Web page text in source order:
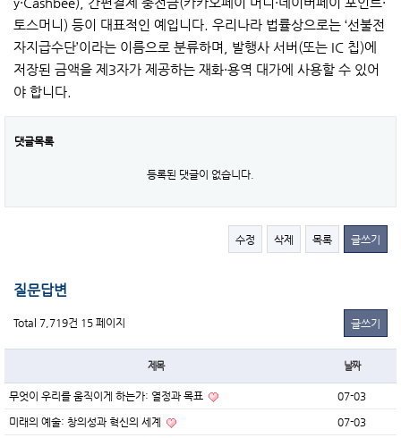
토스머니) 등이 대표적인 예입니다. 우리나라 법률상으로는 ‘선불전
자지급수단’이라는 이름으로 분류하며, 발행사 서버(또는 IC 칩)에
저장된 금액을 제3자가 제공하는 재화·용역 대가에 사용할 수 있어
야 합니다.
댓글목록
등록된 댓글이 없습니다.
수정 삭제 목록 글쓰기
질문답변
Total 7,719건 15 페이지 글쓰기
제목 날짜
무엇이 우리를 움직이게 하는가: 열정과 목표 07-03
미래의 예술: 창의성과 혁신의 세계 07-03